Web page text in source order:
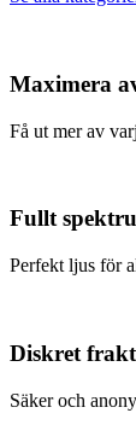
Maximera
Få ut mer av
Fullt
Perfekt ljus för
Diskret frakt
Säker och